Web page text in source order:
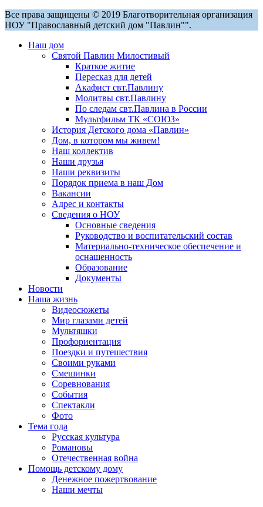
Все права защищены © 2019 Благотворительная организация
НОУ "Православный детский дом "Павлин"".
Наш дом
Святой Павлин Милостивый
Краткое житие
Пересказ для детей
Акафист свт.Павлину
Молитвы свт.Павлину
По следам свт.Павлина в России
Мультфильм ТК «СОЮЗ»
История Детского дома «Павлин»
Дом, в котором мы живем!
Наш коллектив
Наши друзья
Наши реквизиты
Порядок приема в наш Дом
Вакансии
Адрес и контакты
Сведения о НОУ
Основные сведения
Руководство и воспитательский состав
Материально-техническое обеспечение и
оснащенность
Образование
Документы
Новости
Наша жизнь
Видеосюжеты
Мир глазами детей
Мультяшки
Профориентация
Поездки и путешествия
Своими руками
Смешинки
Соревнования
События
Спектакли
Фото
Тема года
Русская культура
Романовы
Отечественная война
Помощь детскому дому
Денежное пожертвование
Наши мечты